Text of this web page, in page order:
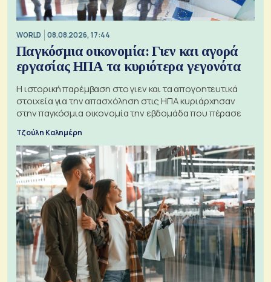
WORLD 08.08.2026, 17:44
Παγκόσμια οικονομία: Γιεν και αγορά
εργασίας ΗΠΑ τα κυριότερα γεγονότα
Η ιστορική παρέμβαση στο γιεν και τα απογοητευτικά
στοιχεία για την απασχόληση στις ΗΠΑ κυριάρχησαν
στην παγκόσμια οικονομία την εβδομάδα που πέρασε
Τζούλη Καλημέρη